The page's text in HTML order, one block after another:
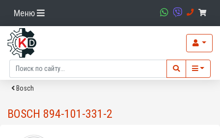
Меню
Bosch
BOSCH 894-101-331-2